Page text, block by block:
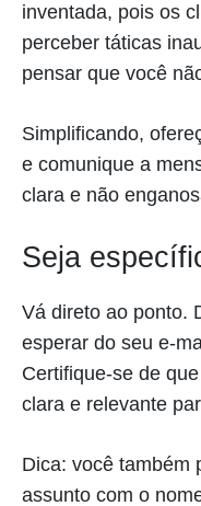
inventada, pois os
perceber táticas
pensar que você
Simplificando,
e comunique a
clara e não
Seja
Vá direto ao ponto.
esperar do seu e-
Certifique-se de
clara e relevante
Dica: você também
assunto com o